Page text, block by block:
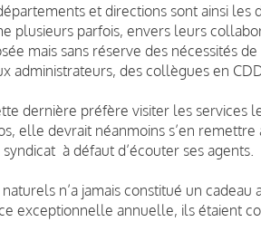
et directions sont ainsi
plusieurs parfois, envers leurs
mais sans réserve des nécessités
administrateurs, des collègues en
dernière préfère visiter les services
elle devrait néanmoins s’en
à défaut d’écouter ses agents.
n’a jamais constitué un
exceptionnelle annuelle, ils étaient